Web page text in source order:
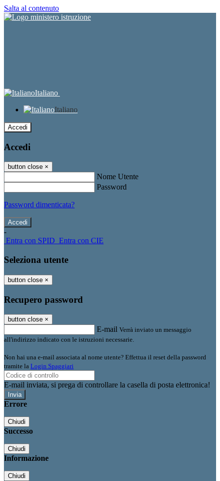
Salta al contenuto
Italiano
Italiano
Accedi
Accedi
button close ×
Nome Utente
Password
Password dimenticata?
-
Entra con SPID Entra con CIE
Seleziona utente
button close ×
Recupero password
button close ×
E-mail Verrà inviato un messaggio
all'indirizzo indicato con le istruzioni necessarie.
Non hai una e-mail associata al nome utente? Effettua il reset della password
tramite la Login Spaggiari
E-mail inviata, si prega di controllare la casella di posta elettronica!
Errore
Chiudi
Successo
Chiudi
Informazione
Chiudi